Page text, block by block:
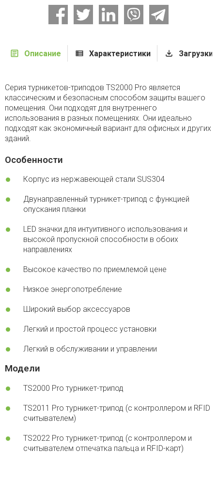
Описание Характеристики Загрузки
Серия турникетов-триподов TS2000 Pro является
классическим и безопасным способом защиты вашего
помещения. Они подходят для внутреннего
использования в разных помещениях. Они идеально
подходят как экономичный вариант для офисных и других
зданий.
Особенности
Корпус из нержавеющей стали SUS304
Двунаправленный турникет-трипод с функцией
опускания планки
LED значки для интуитивного использования и
высокой пропускной способности в обоих
направлениях
Высокое качество по приемлемой цене
Низкое энергопотребление
Широкий выбор аксессуаров
Легкий и простой процесс установки
Легкий в обслуживании и управлении
Модели
TS2000 Pro турникет-трипод
TS2011 Pro турникет-трипод (с контроллером и RFID
считывателем)
TS2022 Pro турникет-трипод (с контроллером и
считывателем отпечатка пальца и RFID-карт)